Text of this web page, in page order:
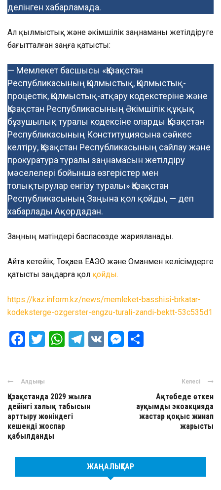
делінген хабарламада.
Ал қылмыстық және әкімшілік заңнаманы жетілдіруге
бағытталған заңға қатысты:
— Мемлекет басшысы «Қазақстан
Республикасының Қылмыстық, Қылмыстық-
процестік, Қылмыстық-атқару кодекстеріне және
Қазақстан Республикасының Әкімшілік құқық
бұзушылық туралы кодексіне оларды Қазақстан
Республикасының Конституциясына сәйкес
келтіру, Қазақстан Республикасының сайлау және
прокуратура туралы заңнамасын жетілдіру
мәселелері бойынша өзгерістер мен
толықтырулар енгізу туралы» Қазақстан
Республикасының Заңына қол қойды, — деп
хабарлады Ақордадан.
Заңның мәтіндері баспасөзде жарияланады.
Айта кетейік, Тоқаев ЕАЭО және Оманмен келісімдерге
қатысты заңдарға қол қойды.
https://kaz.inform.kz/news/memleket-basshisi-brkatar-
kodeksterge-ozgerster-engzu-turali-zandi-bektt-53c535d1
Facebook
Twitter
WhatsApp
Telegram
VK Messenger
Алдыңғы
Қазақстанда 2029 жылға
дейінгі халық табысын
арттыру жөніндегі
кешенді жоспар
қабылданды
Келесі
Ақтөбеде өткен
ауқымды экоакцияда
жастар қоқыс жинап
жарысты
ЖАҢАЛЫҚТАР